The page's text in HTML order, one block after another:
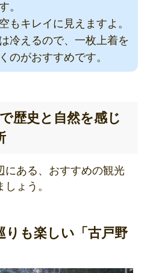
。
もキレイに見えますよ。
冷えるので、一枚上着を
のがおすすめです。
歴史と自然を感じ
にある、おすすめの観光
ょう。
りも楽しい「古戸野